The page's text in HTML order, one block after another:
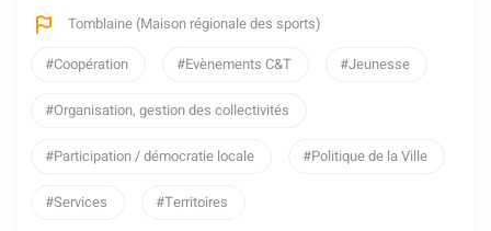
Tomblaine (Maison régionale des sports)
Coopération
Evènements C&T Jeunesse
Organisation, gestion des collectivités
Participation / démocratie locale Politique de la Ville
Services Territoires